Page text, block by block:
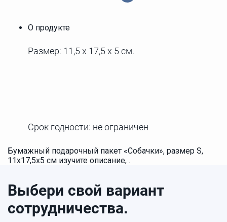
О продукте
Размер: 11,5 x 17,5 x 5 см.
Срок годности: не ограничен
Бумажный подарочный пакет «Собачки», размер S,
11x17,5x5 см изучите описание, .
Выбери свой вариант
сотрудничества.